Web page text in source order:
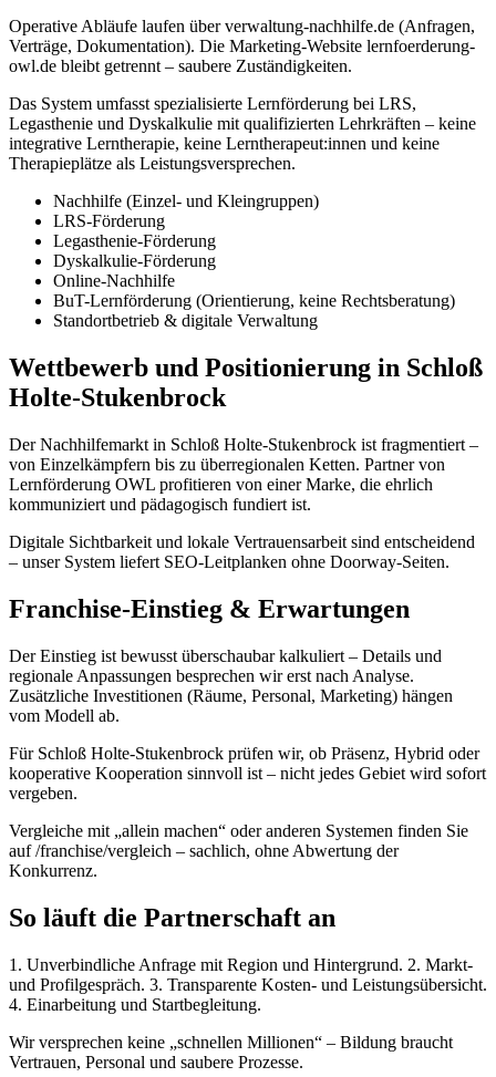
Operative Abläufe laufen über verwaltung-nachhilfe.de (Anfragen,
Verträge, Dokumentation). Die Marketing-Website lernfoerderung-
owl.de bleibt getrennt – saubere Zuständigkeiten.
Das System umfasst spezialisierte Lernförderung bei LRS,
Legasthenie und Dyskalkulie mit qualifizierten Lehrkräften – keine
integrative Lerntherapie, keine Lerntherapeut:innen und keine
Therapieplätze als Leistungsversprechen.
Nachhilfe (Einzel- und Kleingruppen)
LRS-Förderung
Legasthenie-Förderung
Dyskalkulie-Förderung
Online-Nachhilfe
BuT-Lernförderung (Orientierung, keine Rechtsberatung)
Standortbetrieb & digitale Verwaltung
Wettbewerb und Positionierung in Schloß
Holte-Stukenbrock
Der Nachhilfemarkt in Schloß Holte-Stukenbrock ist fragmentiert –
von Einzelkämpfern bis zu überregionalen Ketten. Partner von
Lernförderung OWL profitieren von einer Marke, die ehrlich
kommuniziert und pädagogisch fundiert ist.
Digitale Sichtbarkeit und lokale Vertrauensarbeit sind entscheidend
– unser System liefert SEO-Leitplanken ohne Doorway-Seiten.
Franchise-Einstieg & Erwartungen
Der Einstieg ist bewusst überschaubar kalkuliert – Details und
regionale Anpassungen besprechen wir erst nach Analyse.
Zusätzliche Investitionen (Räume, Personal, Marketing) hängen
vom Modell ab.
Für Schloß Holte-Stukenbrock prüfen wir, ob Präsenz, Hybrid oder
kooperative Kooperation sinnvoll ist – nicht jedes Gebiet wird sofort
vergeben.
Vergleiche mit „allein machen“ oder anderen Systemen finden Sie
auf /franchise/vergleich – sachlich, ohne Abwertung der
Konkurrenz.
So läuft die Partnerschaft an
1. Unverbindliche Anfrage mit Region und Hintergrund. 2. Markt-
und Profilgespräch. 3. Transparente Kosten- und Leistungsübersicht.
4. Einarbeitung und Startbegleitung.
Wir versprechen keine „schnellen Millionen“ – Bildung braucht
Vertrauen, Personal und saubere Prozesse.